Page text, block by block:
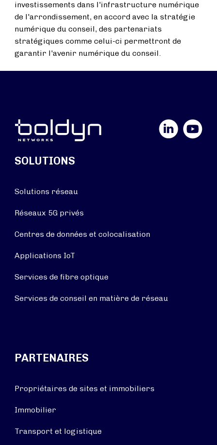
investissements dans l'infrastructure numérique
de l'arrondissement, en accord avec la stratégie
numérique du conseil, des partenariats
stratégiques comme celui-ci permettront de
garantir l'avenir numérique du conseil.
YouTube
SOLUTIONS
Solutions réseau
Réseaux 5G privés
Centres de données et colocalisation
Applications IoT
Services de fibre optique
Services de conseil en matière de réseau
PARTENAIRES
Propriétaires de sites et immobiliers
Immobilier
Transport et logistique